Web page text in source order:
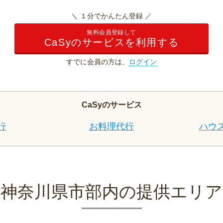
＼ １分でかんたん登録 ／
無料会員登録して
CaSyのサービスを利用する
すでに会員の方は、 ログイン
CaSyのサービス
お料理代行 ハウ
神奈川県市部内の提供エリア